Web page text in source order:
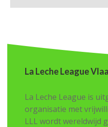
La Leche League
La Leche League is
organisatie met
LLL wordt wereldwijd